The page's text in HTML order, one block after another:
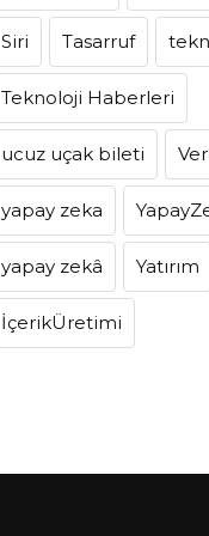
Siri Tasarruf
Teknoloji Haberleri
ucuz uçak bileti
yapay zeka
yapay zekâ Yatırım
İçerikÜretimi